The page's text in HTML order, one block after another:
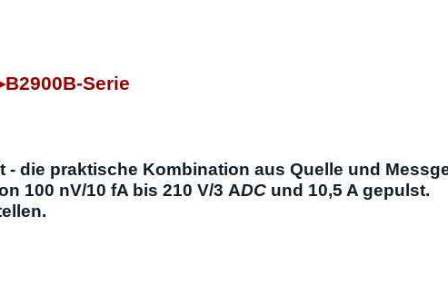
Serie
- die praktische Kombination aus Quelle und
100 nV/10 fA bis 210 V/3 ADC und 10,5 A gepulst.